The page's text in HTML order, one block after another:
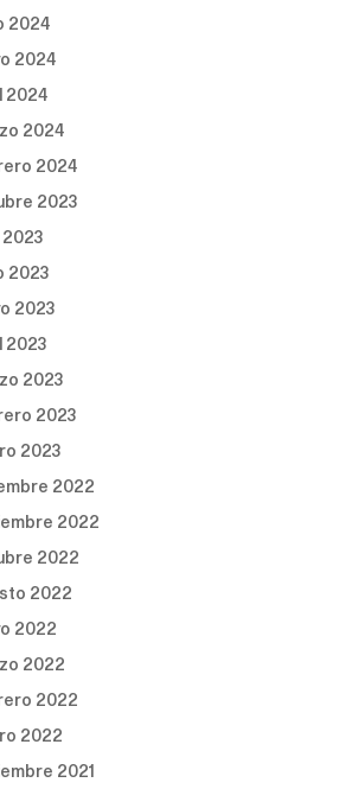
2024
2024
2024
2024
2024
2023
2023
2023
2023
2023
2023
2023
2023
2022
2022
2022
2022
2022
2022
2022
2022
2021